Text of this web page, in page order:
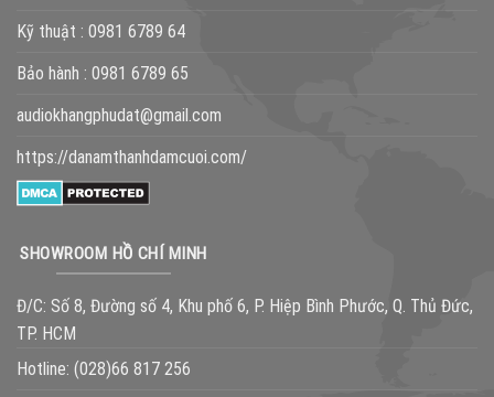
Kỹ thuật : 0981 6789 64
Bảo hành : 0981 6789 65
audiokhangphudat@gmail.com
https://danamthanhdamcuoi.com/
SHOWROOM HỒ CHÍ MINH
Đ/C: Số 8, Đường số 4, Khu phố 6, P. Hiệp Bình Phước, Q. Thủ Đức,
TP. HCM
Hotline: (028)66 817 256